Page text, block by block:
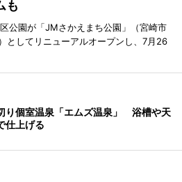
も
公園が「JMさかえまち公園」（宮崎市
としてリニューアルオープンし、7月26
り個室温泉「エムズ温泉」 浴槽や天
仕上げる